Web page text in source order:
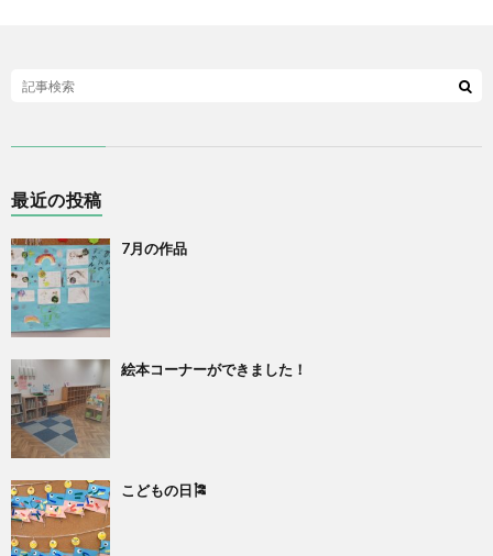
最近の投稿
7月の作品
絵本コーナーができました！
こどもの日🎏